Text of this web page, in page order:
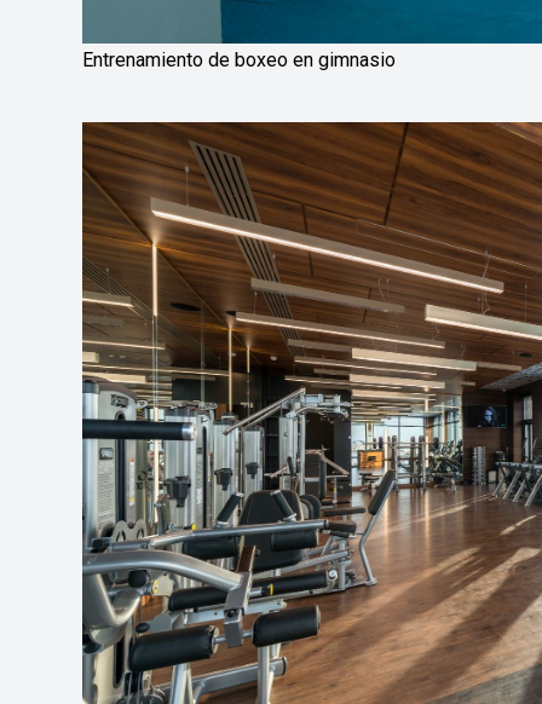
Entrenamiento de boxeo en gimnasio